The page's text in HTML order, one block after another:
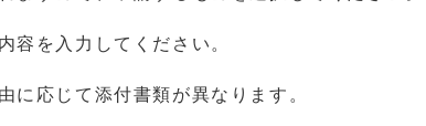
容を入力してください。
に応じて添付書類が異なります。